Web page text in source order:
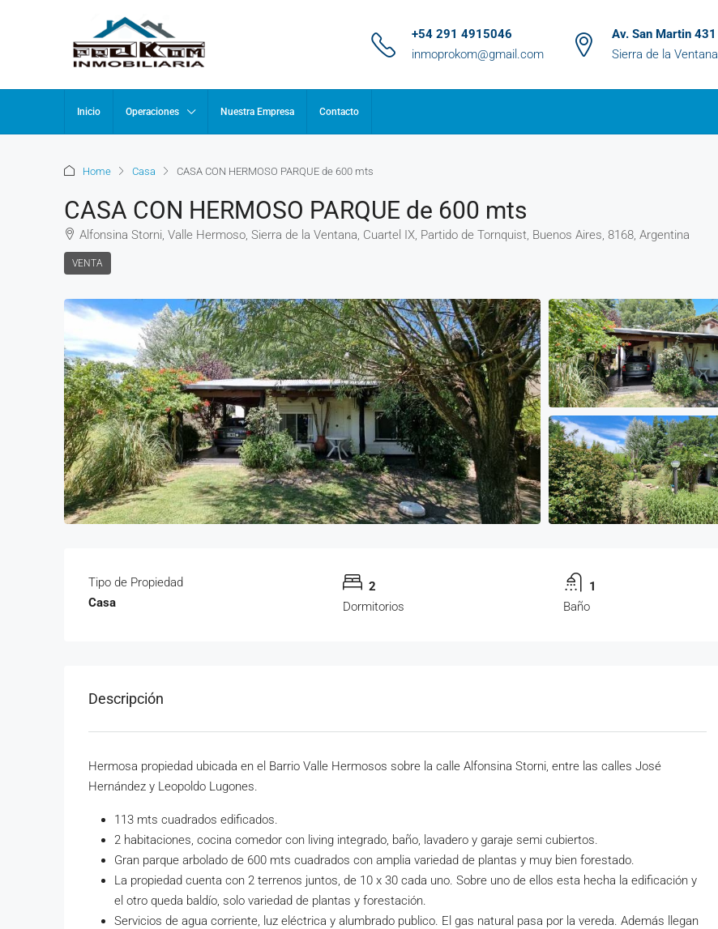
+54 291 4915046
inmoprokom@gmail.com
Av. San Martin 431
Sierra de la Ventana
Inicio Operaciones Nuestra Empresa Contacto
Home Casa CASA CON HERMOSO PARQUE de 600 mts
CASA CON HERMOSO PARQUE de 600 mts
Alfonsina Storni, Valle Hermoso, Sierra de la Ventana, Cuartel IX, Partido de Tornquist, Buenos Aires, 8168, Argentina
VENTA
Tipo de Propiedad
Casa
2
Dormitorios
1
Baño
Descripción
Hermosa propiedad ubicada en el Barrio Valle Hermosos sobre la calle Alfonsina Storni, entre las calles José
Hernández y Leopoldo Lugones.
113 mts cuadrados edificados.
2 habitaciones, cocina comedor con living integrado, baño, lavadero y garaje semi cubiertos.
Gran parque arbolado de 600 mts cuadrados con amplia variedad de plantas y muy bien forestado.
La propiedad cuenta con 2 terrenos juntos, de 10 x 30 cada uno. Sobre uno de ellos esta hecha la edificación y
el otro queda baldío, solo variedad de plantas y forestación.
Servicios de agua corriente, luz eléctrica y alumbrado publico. El gas natural pasa por la vereda. Además llegan